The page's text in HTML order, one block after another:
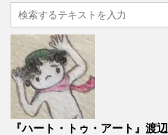
『ハート・トゥ・アート』渡辺